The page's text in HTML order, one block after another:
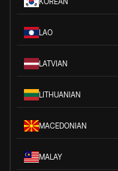
LAO
LATVIAN
LITHUANIAN
MACEDONIAN
MALAY